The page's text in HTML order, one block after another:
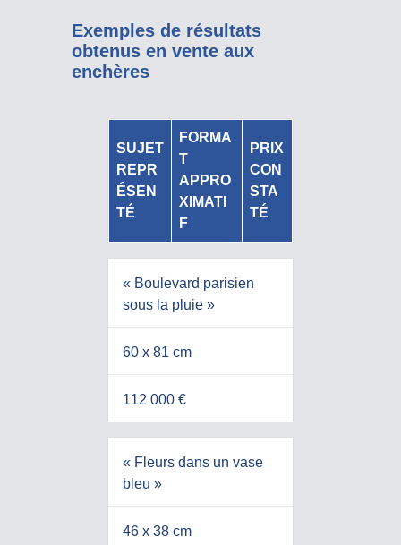
Exemples de résultats
obtenus en vente aux
enchères
SUJET
REPR
ÉSEN
TÉ
FORMA
T
APPRO
XIMATI
F
PRIX
CON
STA
TÉ
« Boulevard parisien
sous la pluie »
60 x 81 cm
112 000 €
« Fleurs dans un vase
bleu »
46 x 38 cm